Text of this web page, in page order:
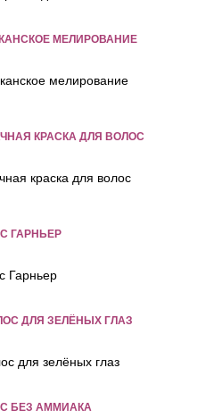
МЕЛИРОВАНИЕ
КРАСКА ДЛЯ ВОЛОС
ГАРНЬЕР
ДЛЯ ЗЕЛЁНЫХ ГЛАЗ
БЕЗ АММИАКА